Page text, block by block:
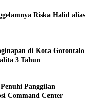
Riska Halid alias
di Kota Gorontalo
3 Tahun
Panggilan
Command Center